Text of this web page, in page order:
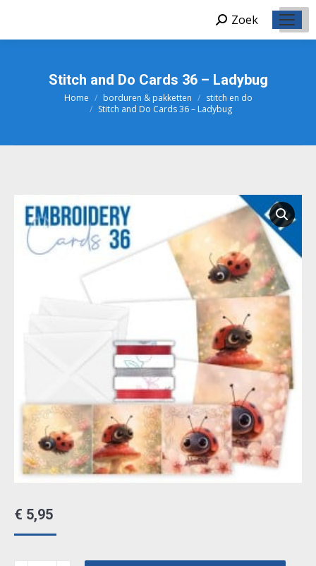
Zoeken:
Zoek
Stitch and Do Cards 36 – Ladybug
Je bent hier:Home borduren & pakketten
stitch en do
Stitch and Do Cards 36 – Ladybug
€ 5,95